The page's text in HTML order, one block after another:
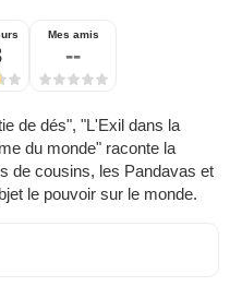
Mes amis
--
de dés", "L'Exil dans la
du monde" raconte la
de cousins, les Pandavas et
le pouvoir sur le monde.